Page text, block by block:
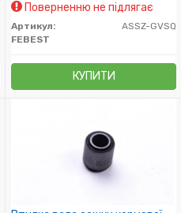
Поверненню не підлягає
Артикул:
ASSZ-GVSQ
FEBEST
КУПИТИ